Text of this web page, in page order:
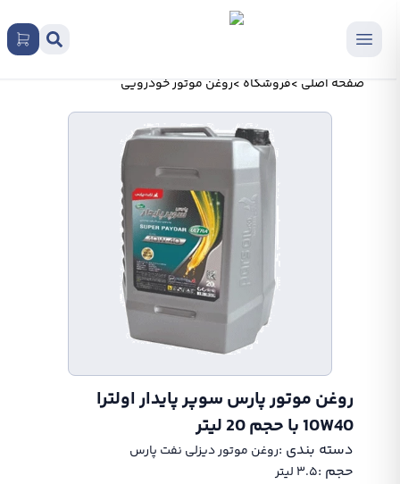
صفحه اصلی>فروشگاه>روغن موتور خودرویی
روغن موتور پارس سوپر پايدار اولترا
10W40 با حجم 20 لیتر
دسته بندی :‌ روغن موتور دیزلی نفت پارس
حجم :‌ ۳.۵ لیتر